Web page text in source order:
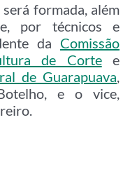
formada, além
por técnicos e
da Comissão
de Cortee
de Guarapuava,
e o vice,